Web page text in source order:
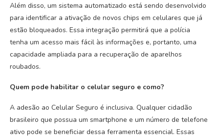
Além disso, um sistema automatizado está sendo desenvolvido
para identificar a ativação de novos chips em celulares que já
estão bloqueados. Essa integração permitirá que a polícia
tenha um acesso mais fácil às informações e, portanto, uma
capacidade ampliada para a recuperação de aparelhos
roubados.
Quem pode habilitar o celular seguro e como?
A adesão ao Celular Seguro é inclusiva. Qualquer cidadão
brasileiro que possua um smartphone e um número de telefone
ativo pode se beneficiar dessa ferramenta essencial. Essas